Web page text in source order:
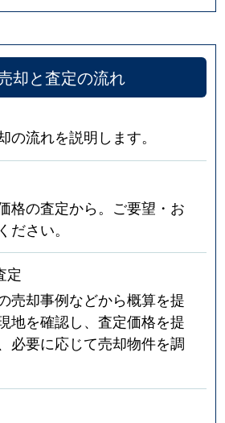
却と査定の流れ
の流れを説明します。
格の査定から。ご要望・お
ださい。
定
売却事例などから概算を提
地を確認し、査定価格を提
必要に応じて売却物件を調